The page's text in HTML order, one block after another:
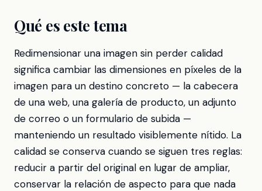
Qué es este tema
Redimensionar una imagen sin perder calidad
significa cambiar las dimensiones en píxeles de la
imagen para un destino concreto — la cabecera
de una web, una galería de producto, un adjunto
de correo o un formulario de subida —
manteniendo un resultado visiblemente nítido. La
calidad se conserva cuando se siguen tres reglas:
reducir a partir del original en lugar de ampliar,
conservar la relación de aspecto para que nada